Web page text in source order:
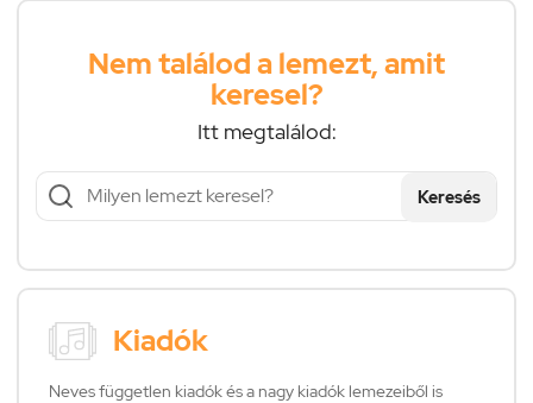
Nem találod a lemezt, amit
keresel?
Itt megtalálod:
Keresés
Kiadók
Neves független kiadók és a nagy kiadók lemezeiből is